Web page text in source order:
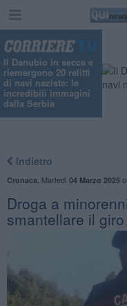
Il Danubio in secca e
riemergono 20 relitti
di navi naziste: le
incredibili immagini
dalla Serbia
Indietro
Cronaca Martedì 04 Marzo 2025
Droga a
smantellare il